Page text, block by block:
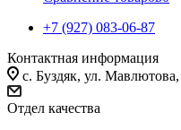
+7 (927) 083-06-87
Контактная информация
c. Буздяк, ул.
Отдел качества